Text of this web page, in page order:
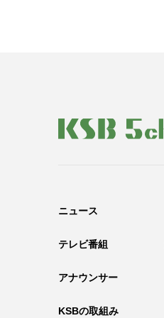
ニュース
テレビ番組
アナウンサー
KSBの取組み